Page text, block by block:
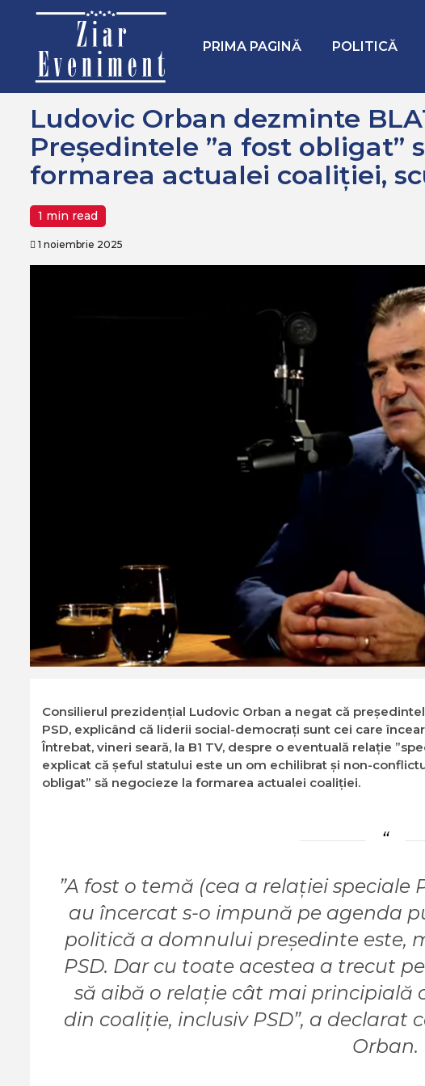
PRIMA PAGINĂ POLITICĂ
Politica
Ludovic Orban dezminte
Președintele ”a fost obligat”
formarea actualei coaliţiei,
1 min read
1 noiembrie 2025
Consilierul prezidenţial Ludovic Orban a negat că
PSD, explicând că liderii social-democraţi sunt cei care
Întrebat, vineri seară, la B1 TV, despre o eventuală relaţie
explicat că şeful statului este un om echilibrat şi non-
obligat” să negocieze la formarea actualei coaliţiei.
”A fost o temă (cea a relaţiei speciale
au încercat s-o impună pe agenda
politică a domnului preşedinte este,
PSD. Dar cu toate acestea a trecut
să aibă o relaţie cât mai
din coaliţie, inclusiv PSD”, a declarat
Orban.